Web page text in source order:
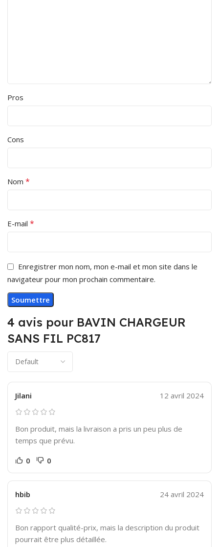
4 avis pour BAVIN CHARGEUR
SANS FIL PC817
Jilani 12 avril 2024
Bon produit, mais la livraison a pris un peu plus de
temps que prévu.
0 0
hbib 24 avril 2024
Bon rapport qualité-prix, mais la description du produit
pourrait être plus détaillée.
Pros
Cons
Nom *
E-mail *
Enregistrer mon nom, mon e-mail et mon site dans le
navigateur pour mon prochain commentaire.